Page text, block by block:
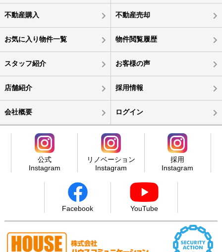
不動産購入 不動産売却
お気に入り物件一覧 物件閲覧履歴
スタッフ紹介 お客様の声
店舗紹介 採用情報
会社概要 ログイン
公式
Instagram
リノベーション
Instagram
採用
Instagram
Facebook YouTube